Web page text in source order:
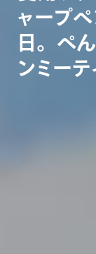
ャープペ
日 。 ぺん
ンミ ーテ